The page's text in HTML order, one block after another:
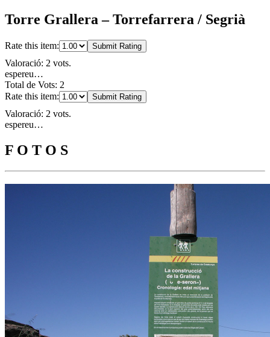
Torre Grallera – Torrefarrera / Segrià
Rate this item: Submit Rating
Valoració: 2 vots.
espereu…
Total de Vots: 2
Rate this item:
Submit Rating
Valoració: 2 vots.
espereu…
F O T O S